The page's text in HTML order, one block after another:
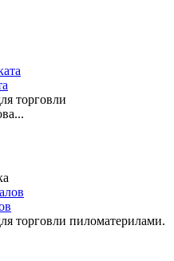
торговли
торговли пиломатерилами.